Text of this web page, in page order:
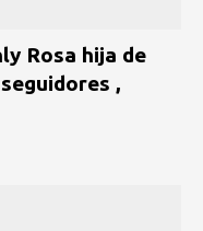
Rosa hija de
,